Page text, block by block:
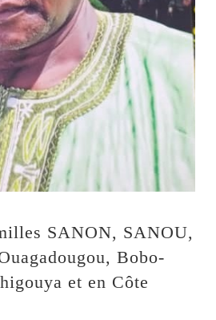
SANON, SANOU,
Bobo-
et en Côte